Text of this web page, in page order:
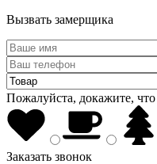
Вызвать замерщика
Пожалуйста, докажите,
Заказать звонок